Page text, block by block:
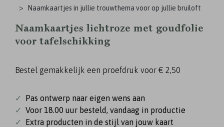
Naamkaartjes in jullie trouwthema voor op jullie bruiloft
Naamkaartjes lichtroze met goudfolie
voor tafelschikking
Bestel gemakkelijk een proefdruk voor € 2,50
✓
Pas ontwerp naar eigen wens aan
✓ Voor 18.00 uur besteld, vandaag in productie
✓
Extra producten in de stijl van jouw kaart